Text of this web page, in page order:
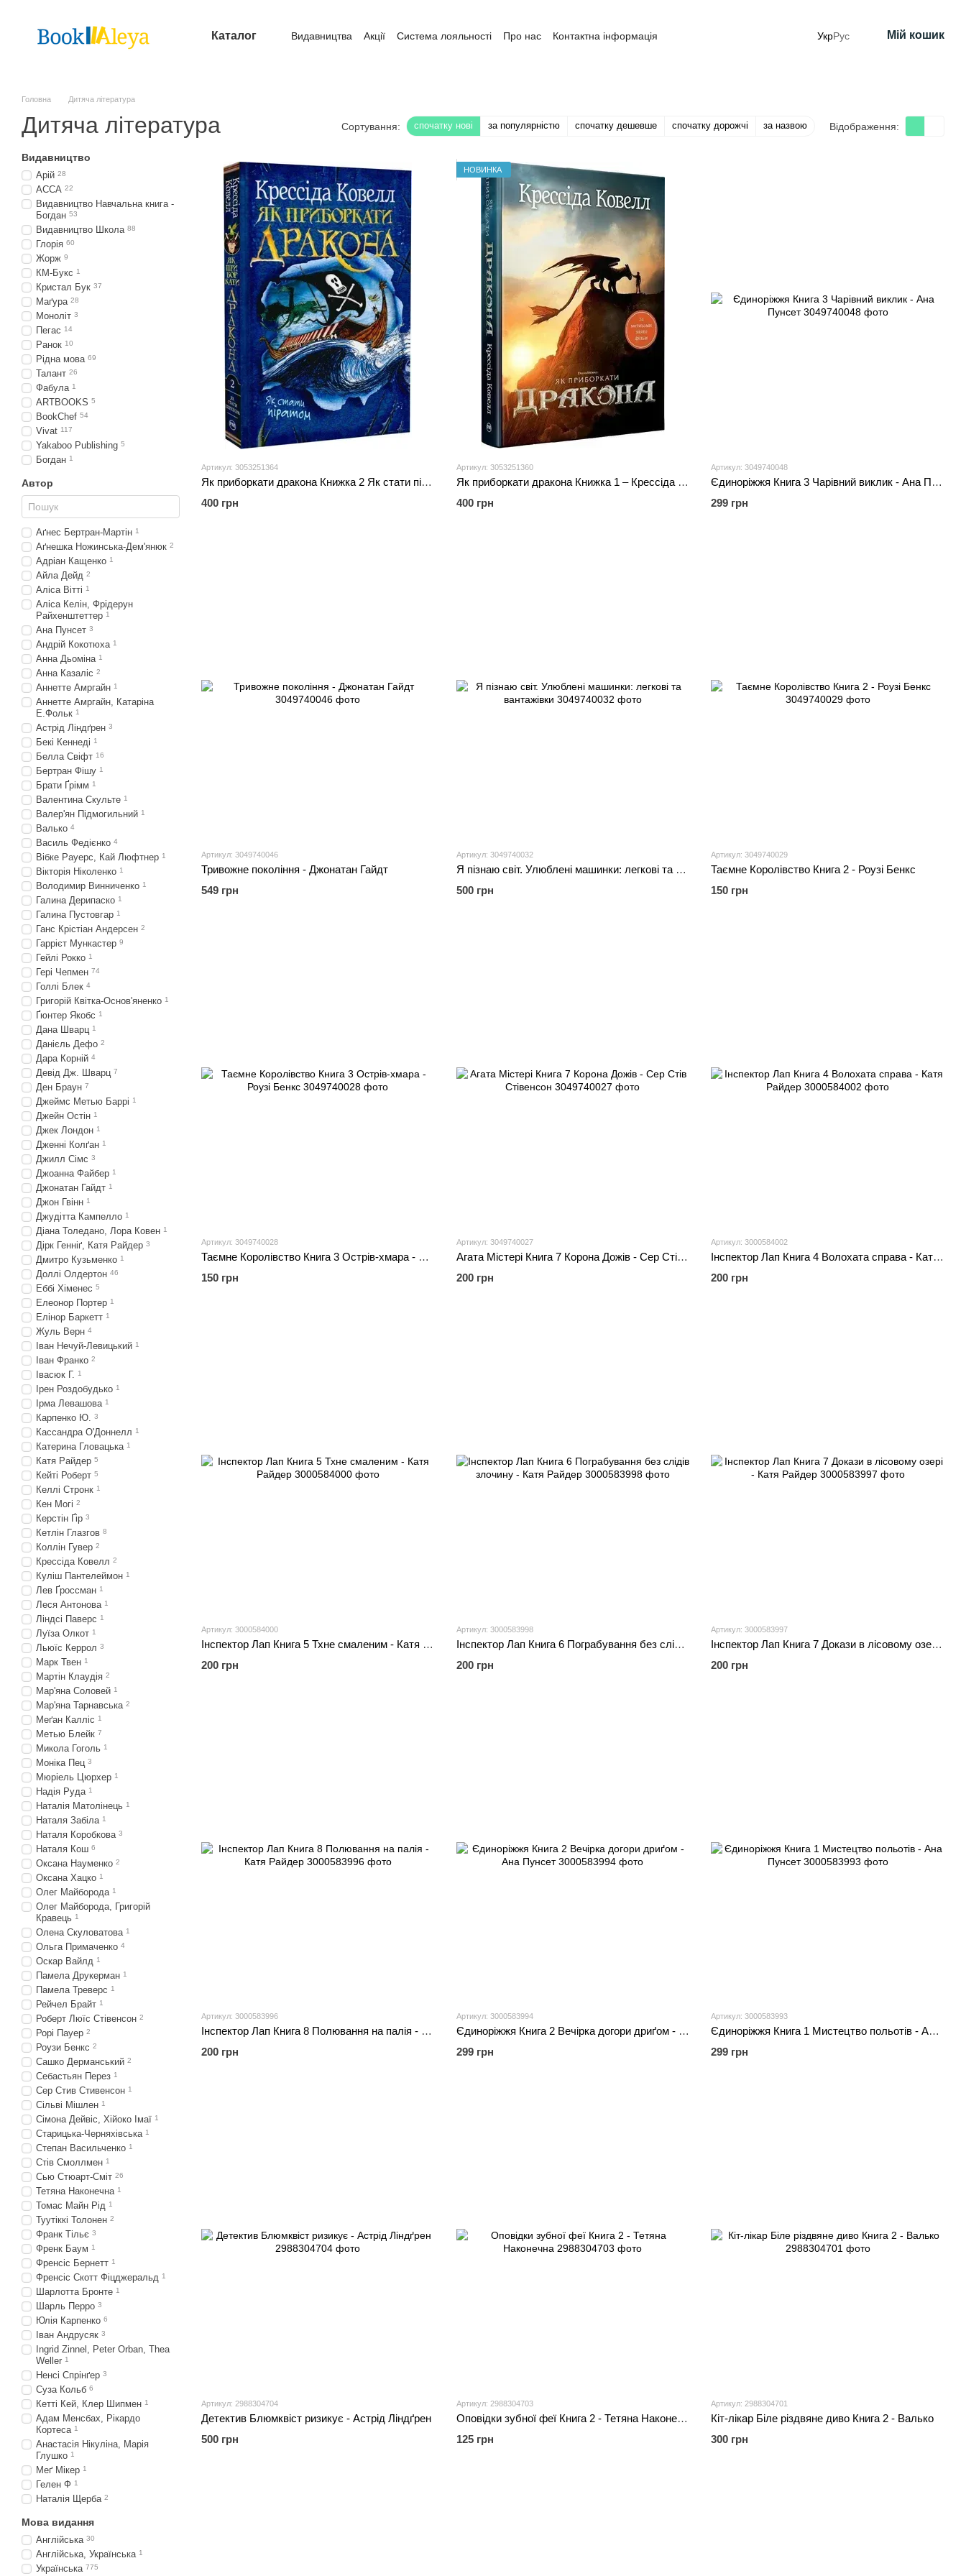
Каталог Видавництва Акції Система лояльності Про нас
Контактна інформація
УкрРус Мій кошик
Головна Дитяча література
Дитяча література Сортування: спочатку нові за популярністю спочатку дешевше спочатку дорожчі за назвою Відображення:
Артикул: 3053251364
Як приборкати дракона Книжка 2 Як стати піратом - Крессіда Ковелл
400 грн
НОВИНКА
Артикул: 3053251360
Як приборкати дракона Книжка 1 – Крессіда Ковелл
400 грн
Артикул: 3049740048
Єдиноріжжя Книга 3 Чарівний виклик - Ана Пунсет
299 грн
Артикул: 3049740046
Тривожне покоління - Джонатан Гайдт
549 грн
Артикул: 3049740032
Я пізнаю світ. Улюблені машинки: легкові та вантажівки
500 грн
Артикул: 3049740029
Таємне Королівство Книга 2 - Роузі Бенкс
150 грн
Артикул: 3049740028
Таємне Королівство Книга 3 Острів-хмара - Роузі Бенкс
150 грн
Артикул: 3049740027
Агата Містері Книга 7 Корона Дожів - Сер Стів Стівенсон
200 грн
Артикул: 3000584002
Інспектор Лап Книга 4 Волохата справа - Катя Райдер
200 грн
Артикул: 3000584000
Інспектор Лап Книга 5 Тхне смаленим - Катя Райдер
200 грн
Артикул: 3000583998
Інспектор Лап Книга 6 Пограбування без слідів злочину - Катя Райдер
200 грн
Артикул: 3000583997
Інспектор Лап Книга 7 Докази в лісовому озері - Катя Райдер
200 грн
Артикул: 3000583996
Інспектор Лап Книга 8 Полювання на палія - Катя Райдер
200 грн
Артикул: 3000583994
Єдиноріжжя Книга 2 Вечірка догори дриґом - Ана Пунсет
299 грн
Артикул: 3000583993
Єдиноріжжя Книга 1 Мистецтво польотів - Ана Пунсет
299 грн
Артикул: 2988304704
Детектив Блюмквіст ризикує - Астрід Ліндґрен
500 грн
Артикул: 2988304703
Оповідки зубної феї Книга 2 - Тетяна Наконечна
125 грн
Артикул: 2988304701
Кіт-лікар Біле різдвяне диво Книга 2 - Валько
300 грн
Видавництво
Арій 28
АССА 22
Видавництво Навчальна книга -
Богдан 53
Видавництво Школа 88
Глорія 60
Жорж 9
КМ-Букс 1
Кристал Бук 37
Маґура 28
Моноліт 3
Пегас 14
Ранок 10
Рідна мова 69
Талант 26
Фабула 1
ARTBOOKS 5
BookChef 54
Vivat 117
Yakaboo Publishing 5
Богдан 1
Автор
Аґнес Бертран-Мартін 1
Аґнешка Ножинська-Дем'янюк 2
Адріан Кащенко 1
Айла Дейд 2
Аліса Вітті 1
Аліса Келін, Фрідерун
Райхенштеттер 1
Ана Пунсет 3
Андрій Кокотюха 1
Анна Дьоміна 1
Анна Казаліс 2
Аннетте Амргайн 1
Аннетте Амргайн, Катаріна
Е.Фольк 1
Астрід Ліндґрен 3
Бекі Кеннеді 1
Белла Свіфт 16
Бертран Фішу 1
Брати Ґрімм 1
Валентина Скульте 1
Валер'ян Підмогильний 1
Валько 4
Василь Федієнко 4
Вібке Рауерс, Кай Люфтнер 1
Вікторія Ніколенко 1
Володимир Винниченко 1
Галина Дерипаско 1
Галина Пустовгар 1
Ганс Крістіан Андерсен 2
Гаррієт Мункастер 9
Гейлі Рокко 1
Гері Чепмен 74
Голлі Блек 4
Григорій Квітка-Основ'яненко 1
Ґюнтер Якобс 1
Дана Шварц 1
Данієль Дефо 2
Дара Корній 4
Девід Дж. Шварц 7
Ден Браун 7
Джеймс Метью Баррі 1
Джейн Остін 1
Джек Лондон 1
Дженні Колґан 1
Джилл Сімс 3
Джоанна Файбер 1
Джонатан Гайдт 1
Джон Гвінн 1
Джудітта Кампелло 1
Діана Толедано, Лора Ковен 1
Дірк Генніґ, Катя Райдер 3
Дмитро Кузьменко 1
Доллі Олдертон 46
Еббі Хіменес 5
Елеонор Портер 1
Елінор Баркетт 1
Жуль Верн 4
Іван Нечуй-Левицький 1
Іван Франко 2
Івасюк Г. 1
Ірен Роздобудько 1
Ірма Левашова 1
Карпенко Ю. 3
Кассандра О'Доннелл 1
Катерина Гловацька 1
Катя Райдер 5
Кейті Роберт 5
Келлі Стронк 1
Кен Могі 2
Керстін Ґір 3
Кетлін Глазгов 8
Коллін Гувер 2
Крессіда Ковелл 2
Куліш Пантелеймон 1
Лев Ґроссман 1
Леся Антонова 1
Ліндсі Паверс 1
Луїза Олкот 1
Льюїс Керрол 3
Марк Твен 1
Мартін Клаудія 2
Мар'яна Соловей 1
Мар'яна Тарнавська 2
Меґан Калліс 1
Метью Блейк 7
Микола Гоголь 1
Моніка Пец 3
Мюріель Цюрхер 1
Надія Руда 1
Наталія Матолінець 1
Наталя Забіла 1
Наталя Коробкова 3
Наталя Кош 6
Оксана Науменко 2
Оксана Хацко 1
Олег Майборода 1
Олег Майборода, Григорій
Кравець 1
Олена Скуловатова 1
Ольга Примаченко 4
Оскар Вайлд 1
Памела Друкерман 1
Памела Треверс 1
Рейчел Брайт 1
Роберт Люїс Стівенсон 2
Рорі Пауер 2
Роузи Бенкс 2
Сашко Дерманський 2
Себастьян Перез 1
Сер Стив Стивенсон 1
Сільві Мішлен 1
Сімона Дейвіс, Хійоко Імаї 1
Старицька-Черняхівська 1
Степан Васильченко 1
Стів Смоллмен 1
Сью Стюарт-Сміт 26
Тетяна Наконечна 1
Томас Майн Рід 1
Туутіккі Толонен 2
Франк Тільє 3
Френк Баум 1
Френсіс Бернетт 1
Френсіс Скотт Фіцджеральд 1
Шарлотта Бронте 1
Шарль Перро 3
Юлія Карпенко 6
Iван Андрусяк 3
Ingrid Zinnel, Peter Orban, Thea
Weller 1
Ненсі Спрінґер 3
Суза Кольб 6
Кетті Кей, Клер Шипмен 1
Адам Менсбах, Рікардо
Кортеса 1
Анастасія Нікуліна, Марія
Глушко 1
Меґ Мікер 1
Гелен Ф 1
Наталія Щерба 2
Мова видання
Англійська 30
Англійська, Українська 1
Українська 775